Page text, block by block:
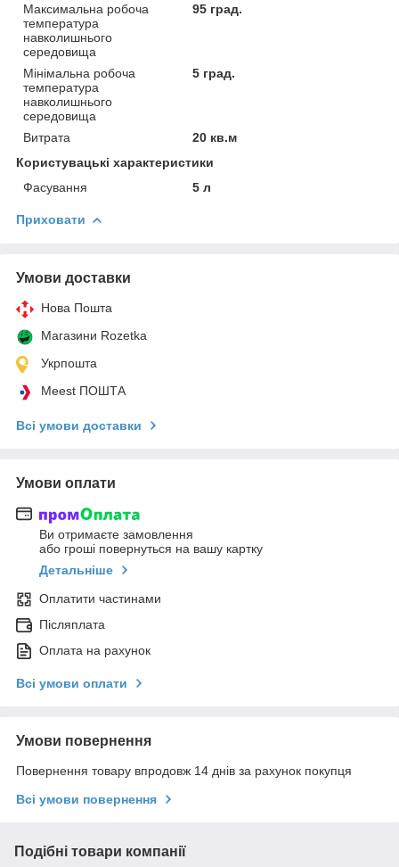
Максимальна робоча
температура
навколишнього
середовища
95 град.
Мінімальна робоча
температура
навколишнього
середовища
5 град.
Витрата
20 кв.м
Користувацькі характеристики
Фасування
5 л
Приховати
Умови доставки
Нова Пошта
Магазини Rozetka
Укрпошта
Meest ПОШТА
Всі умови доставки
Умови оплати
Ви отримаєте замовлення
або гроші повернуться на вашу картку
Детальніше
Оплатити частинами
Післяплата
Оплата на рахунок
Всі умови оплати
Умови повернення
Повернення товару впродовж 14 днів за рахунок покупця
Всі умови повернення
Подібні товари компанії